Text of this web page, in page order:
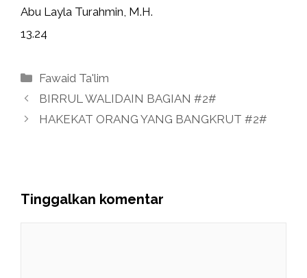
Abu Layla Turahmin, M.H.
13.24
Kategori
Fawaid Ta'lim
BIRRUL WALIDAIN BAGIAN #2#
HAKEKAT ORANG YANG BANGKRUT #2#
Tinggalkan komentar